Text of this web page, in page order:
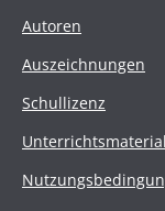
Autoren
Auszeichnungen
Schullizenz